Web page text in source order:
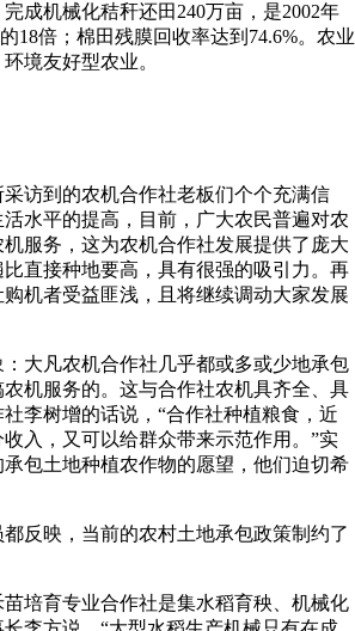
成机械化秸秆还田240万亩，是2002年
18倍；棉田残膜回收率达到74.6%。农业
境友好型农业。
到的农机合作社老板们个个充满信
水平的提高，目前，广大农民普遍对农
服务，这为农机合作社发展提供了庞大
直接种地要高，具有很强的吸引力。再
机者受益匪浅，且将继续调动大家发展
凡农机合作社几乎都或多或少地承包
机服务的。这与合作社农机具齐全、具
李树增的话说，“合作社种植粮食，近
入，又可以给群众带来示范作用。”实
包土地种植农作物的愿望，他们迫切希
映，当前的农村土地承包政策制约了
育专业合作社是集水稻育秧、机械化